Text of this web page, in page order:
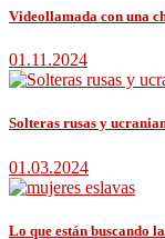
Videollamada con una
01.11.2024
Solteras rusas y
01.03.2024
Lo que están buscando